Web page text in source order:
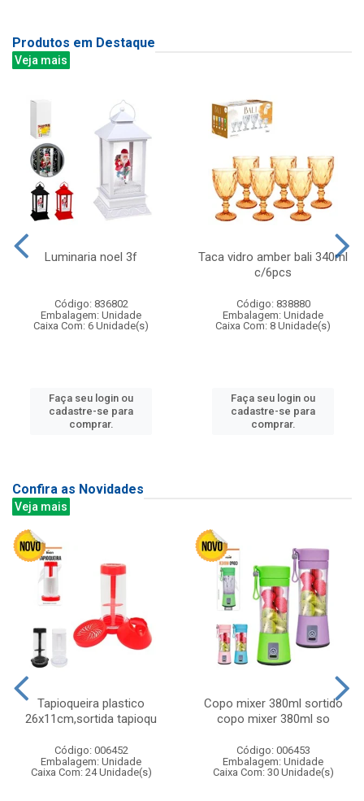
Produtos em Destaque
Veja mais
Luminaria noel 3f
Código: 836802
Embalagem: Unidade
Caixa Com: 6 Unidade(s)
Faça seu login ou
cadastre-se para
comprar.
Taca vidro amber bali 340ml
c/6pcs
Código: 838880
Embalagem: Unidade
Caixa Com: 8 Unidade(s)
Faça seu login ou
cadastre-se para
comprar.
Confira as Novidades
Veja mais
Tapioqueira plastico
26x11cm,sortida tapioqu
Código: 006452
Embalagem: Unidade
Caixa Com: 24 Unidade(s)
Copo mixer 380ml sortido
copo mixer 380ml so
Código: 006453
Embalagem: Unidade
Caixa Com: 30 Unidade(s)